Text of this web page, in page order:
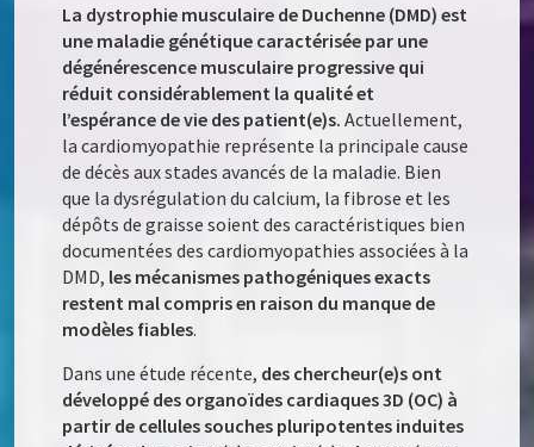
La dystrophie musculaire de Duchenne (DMD) est
une maladie génétique caractérisée par une
dégénérescence musculaire progressive qui
réduit considérablement la qualité et
l’espérance de vie des patient(e)s. Actuellement,
la cardiomyopathie représente la principale cause
de décès aux stades avancés de la maladie. Bien
que la dysrégulation du calcium, la fibrose et les
dépôts de graisse soient des caractéristiques bien
documentées des cardiomyopathies associées à la
DMD, les mécanismes pathogéniques exacts
restent mal compris en raison du manque de
modèles fiables.
Dans une étude récente, des chercheur(e)s ont
développé des organoïdes cardiaques 3D (OC) à
partir de cellules souches pluripotentes induites